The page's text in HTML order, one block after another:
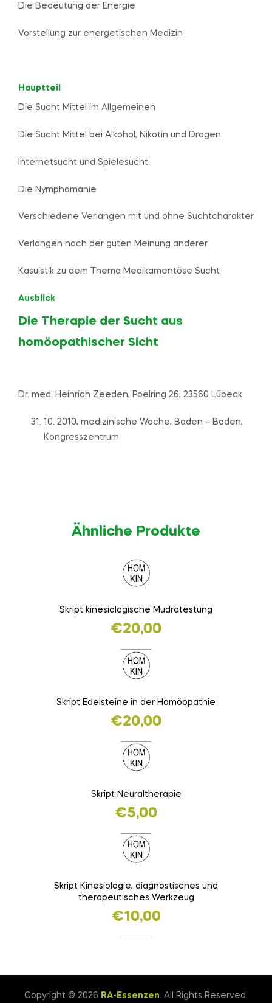
Die Bedeutung der Energie
Vorstellung zur energetischen Medizin
Hauptteil
Die Sucht Mittel im Allgemeinen
Die Sucht Mittel bei Alkohol, Nikotin und Drogen.
Internetsucht und Spielesucht.
Die Nymphomanie
Verschiedene Verlangen mit und ohne Suchtcharakter
Verlangen nach der guten Meinung anderer
Kasuistik zu dem Thema Medikamentöse Sucht
Ausblick
Die Therapie der Sucht aus
homöopathischer Sicht
Dr. med. Heinrich Zeeden, Poelring 26, 23560 Lübeck
10. 2010, medizinische Woche, Baden – Baden,
Kongresszentrum
Ähnliche Produkte
Skript kinesiologische Mudratestung
€20,00
Skript Edelsteine in der Homöopathie
€20,00
Skript Neuraltherapie
€5,00
Skript Kinesiologie, diagnostisches und
therapeutisches Werkzeug
€10,00
Copyright © 2026 RA-Essenzen. All Rights Reserved.